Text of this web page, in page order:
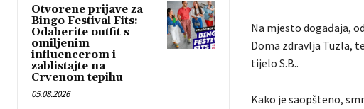
Otvorene prijave za
Bingo Festival Fits:
Odaberite outfit s
omiljenim
influencerom i
zablistajte na
Crvenom tepihu
05.08.2026
Na mjesto događaja,
Doma zdravlja Tuzla,
tijelo S.B..
Kako je saopšteno,